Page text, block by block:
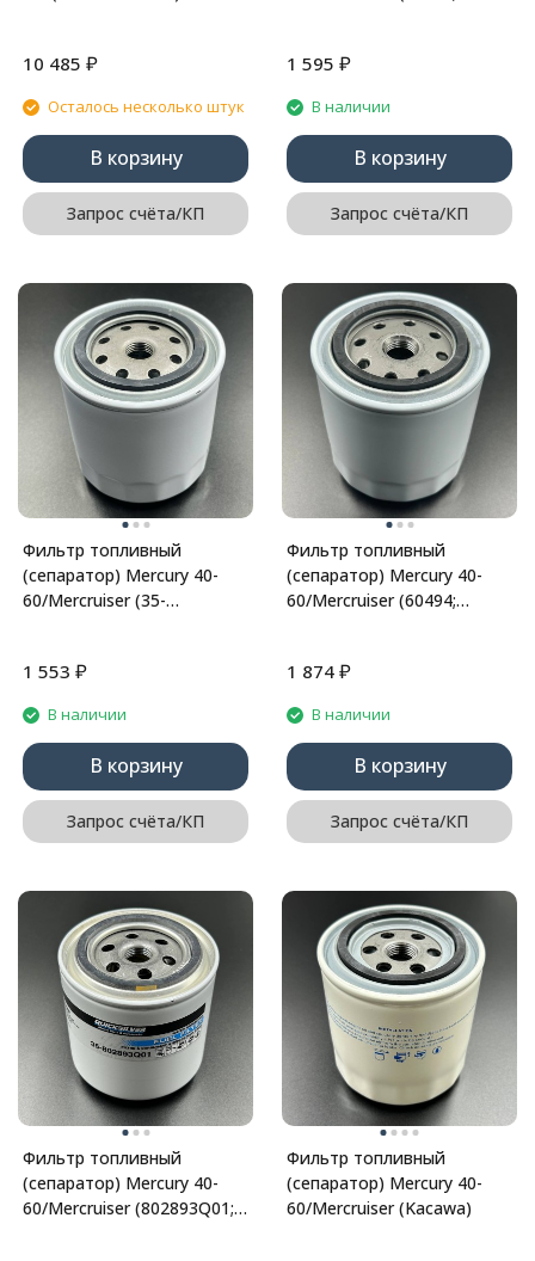
10 485 ₽
Осталось несколько штук
В корзину
Запрос счёта/КП
1 595 ₽
В наличии
В корзину
Запрос счёта/КП
Фильтр топливный
(сепаратор) Mercury 40-
60/Mercruiser (35-
1 553 ₽
В наличии
В корзину
Запрос счёта/КП
Фильтр топливный
(сепаратор) Mercury 40-
60/Mercruiser (60494;
1 874 ₽
В наличии
В корзину
Запрос счёта/КП
Фильтр топливный
(сепаратор) Mercury 40-
60/Mercruiser (802893Q01;
Фильтр топливный
(сепаратор) Mercury 40-
60/Mercruiser (Kacawa)